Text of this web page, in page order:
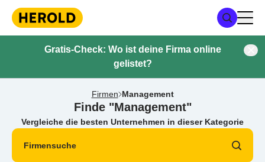
Gratis-Check: Wo ist deine Firma online
gelistet?
Firmen Management
Finde "Management"
Vergleiche die besten Unternehmen in dieser Kategorie
Firmensuche